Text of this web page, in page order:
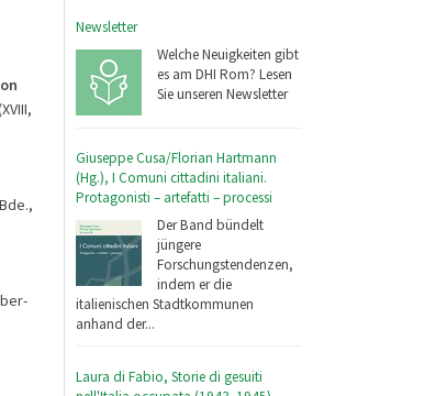
Newsletter
Welche Neuigkeiten gibt
es am DHI Rom? Lesen
Sie unseren Newsletter
Giuseppe Cusa/Florian Hartmann
(Hg.), I Comuni cittadini italiani.
Protagonisti – artefatti – processi
Der Band bündelt
jüngere
Forschungstendenzen,
indem er die
italienischen Stadtkommunen
anhand der...
Laura di Fabio, Storie di gesuiti